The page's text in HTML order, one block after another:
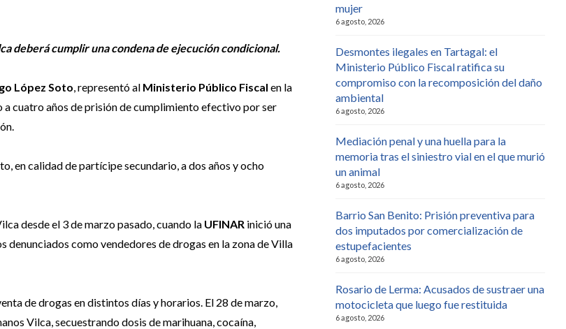
deberá cumplir una condena de ejecución condicional.
López Soto , representó al Ministerio Público Fiscal en la
cuatro años de prisión de cumplimiento efectivo por ser
en calidad de partícipe secundario, a dos años y ocho
desde el 3 de marzo pasado, cuando la UFINAR inició una
denunciados como vendedores de drogas en la zona de Villa
de drogas en distintos días y horarios. El 28 de marzo,
Vilca, secuestrando dosis de marihuana, cocaína,
mujer
6 agosto, 2026
Desmontes ilegales en Tartagal: el
Ministerio Público Fiscal ratifica su
compromiso con la recomposición del daño
ambiental
6 agosto, 2026
Mediación penal y una huella para la
memoria tras el siniestro vial en el que murió
un animal
6 agosto, 2026
Barrio San Benito: Prisión preventiva para
dos imputados por comercialización de
estupefacientes
6 agosto, 2026
Rosario de Lerma: Acusados de sustraer una
motocicleta que luego fue restituida
6 agosto, 2026